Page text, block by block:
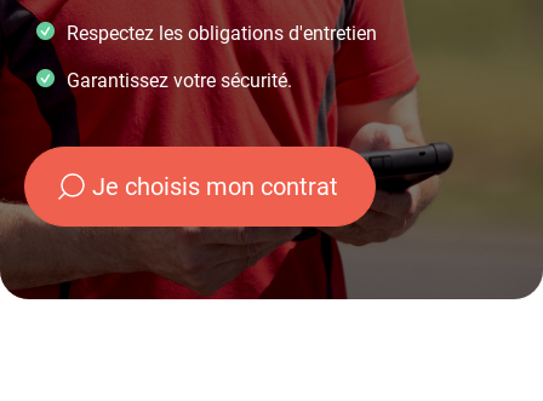
Respectez les obligations d'entretien
Garantissez votre sécurité.
Je choisis mon contrat